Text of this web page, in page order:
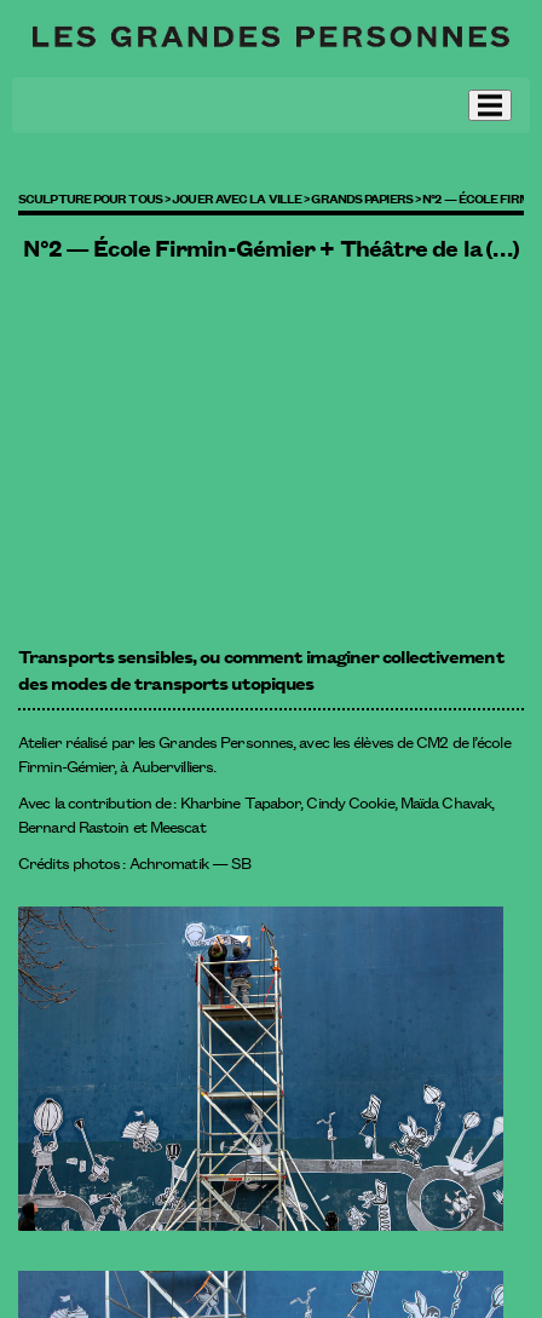
SCULPTURE POUR TOUS >JOUER AVEC LA VILLE >GRANDS PAPIERS >N°2 — ÉCOLE
N°2 — École Firmin-Gémier + Théâtre de la (…)
Transports sensibles, ou comment imaginer collectivement
des modes de transports utopiques
Atelier réalisé par les Grandes Personnes, avec les élèves de CM2 de l’école
Firmin-Gémier, à Aubervilliers.
Avec la contribution de : Kharbine Tapabor, Cindy Cookie, Maïda Chavak,
Bernard Rastoin et Meescat
Crédits photos : Achromatik — SB